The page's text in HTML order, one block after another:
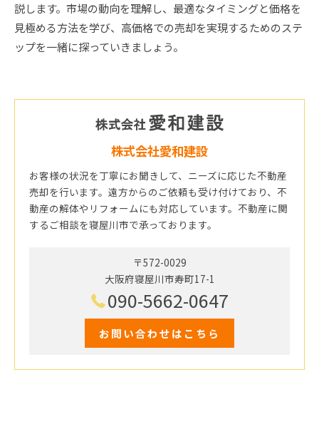
説します。市場の動向を理解し、最適なタイミングと価格を
見極める方法を学び、高価格での売却を実現するためのステ
ップを一緒に探っていきましょう。
株式会社愛和建設
お客様の状況を丁寧にお聞きして、ニーズに応じた不動産
売却を行います。遠方からのご依頼も受け付けており、不
動産の解体やリフォームにも対応しています。不動産に関
するご相談を寝屋川市で承っております。
〒572-0029
大阪府寝屋川市寿町17-1
090-5662-0647
お問い合わせはこちら